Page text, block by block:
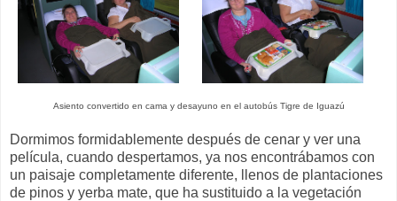
Asiento convertido en cama y desayuno en el autobús Tigre de Iguazú
Dormimos formidablemente después de cenar y ver una
película, cuando despertamos, ya nos encontrábamos con
un paisaje completamente diferente, llenos de plantaciones
de pinos y yerba mate, que ha sustituido a la vegetación